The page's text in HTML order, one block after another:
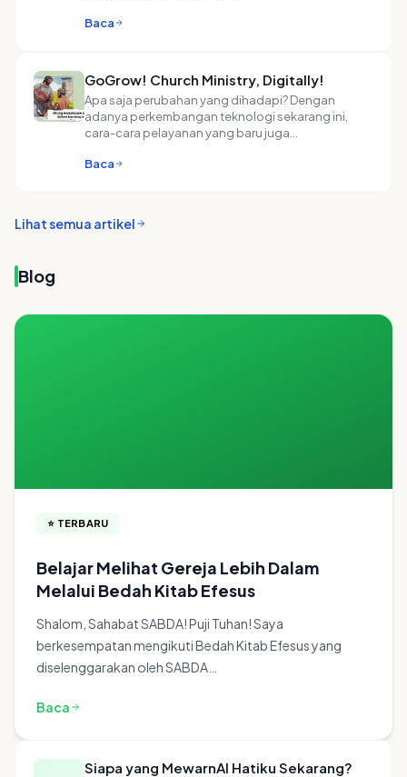
Baca
GoGrow! Church Ministry, Digitally!
Apa saja perubahan yang dihadapi? Dengan
adanya perkembangan teknologi sekarang ini,
cara-cara pelayanan yang baru juga…
Baca
Lihat semua artikel
Blog
⭐ TERBARU
Belajar Melihat Gereja Lebih Dalam
Melalui Bedah Kitab Efesus
Shalom, Sahabat SABDA! Puji Tuhan! Saya
berkesempatan mengikuti Bedah Kitab Efesus yang
diselenggarakan oleh SABDA…
Baca
Siapa yang MewarnAI Hatiku Sekarang?